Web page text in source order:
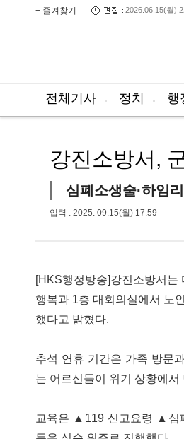
+ 즐겨찾기 2026.06.15(월)
전체기사 정치 행
강진소방서,
심폐소생술·하임
입력 : 2025. 09.15(월) 17:59
[HKS행정방송]강진소방서는
행복과 1층 대회의실에서 노
했다고 밝혔다.
추석 연휴 기간은 가족 방문
는 어르신들이 위기 상황에
교육은 ▲119 신고요령 ▲심